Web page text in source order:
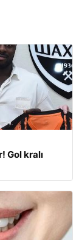
Gol kralı